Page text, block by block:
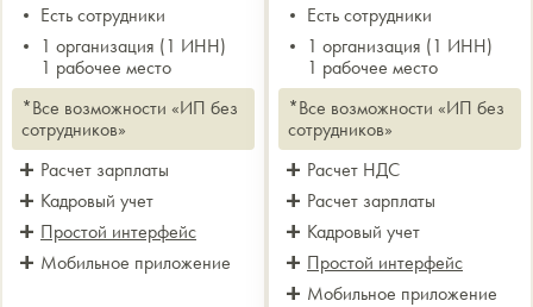
Есть сотрудники
1 организация (1 ИНН)
1 рабочее место
*Все возможности «ИП без
сотрудников»
Расчет зарплаты
Кадровый учет
Простой интерфейс
Мобильное приложение
Есть сотрудники
1 организация (1 ИНН)
1 рабочее место
*Все возможности «ИП без
сотрудников»
Расчет НДС
Расчет зарплаты
Кадровый учет
Простой интерфейс
Мобильное приложение